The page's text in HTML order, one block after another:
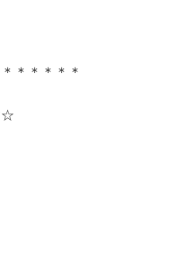
＊＊＊＊＊
☆